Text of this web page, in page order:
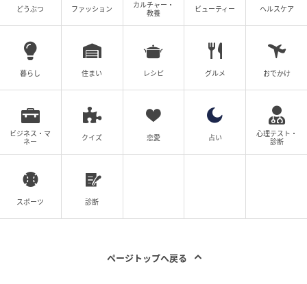
どうぶつ ファッション
カルチャー・
教養
ビューティー ヘルスケア
暮らし 住まい レシピ グルメ おでかけ
ビジネス・マ
ネー
クイズ 恋愛 占い
心理テスト・
診断
スポーツ 診断
ページトップへ戻る